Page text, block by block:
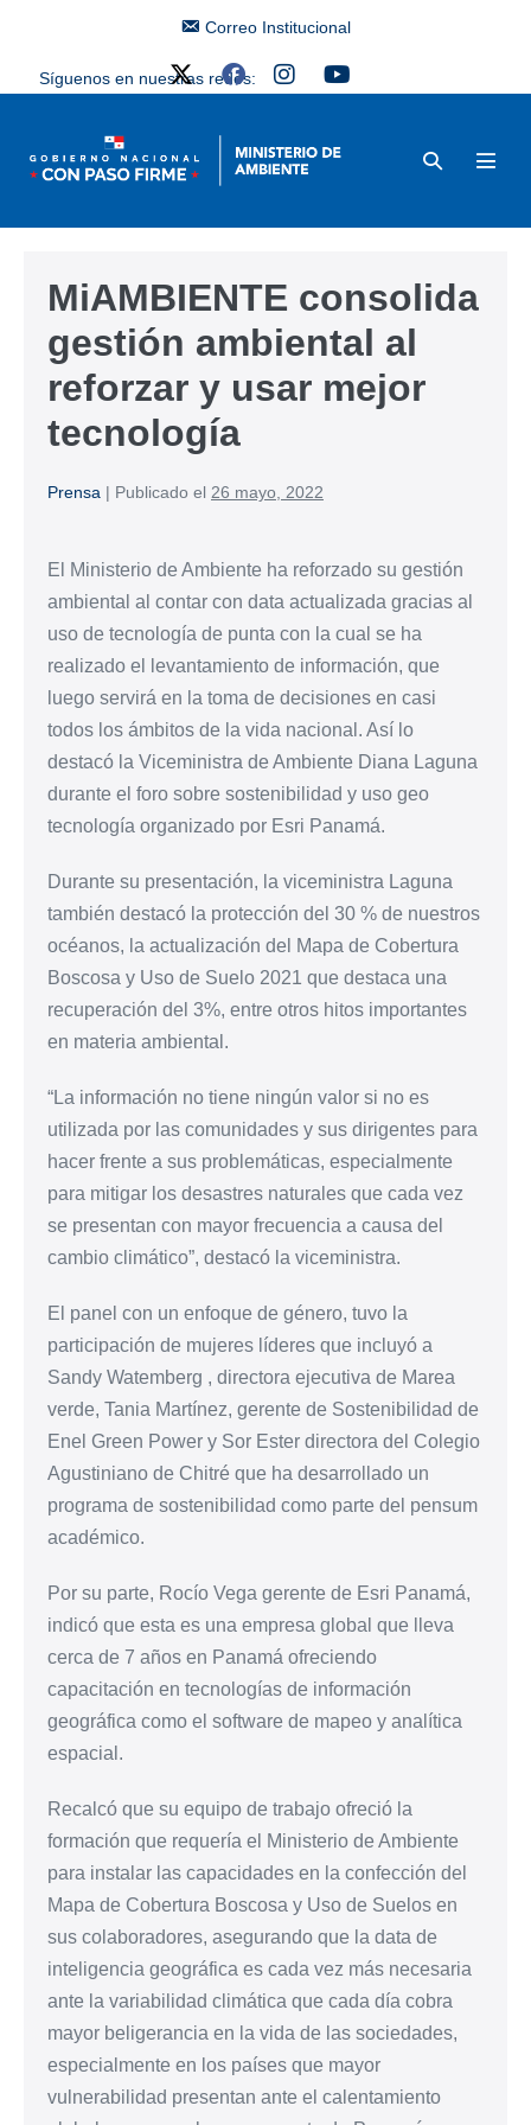
Correo Institucional
Síguenos en nuestras redes:
MiAMBIENTE consolida
gestión ambiental al
reforzar y usar mejor
tecnología
Prensa | Publicado el 26 mayo, 2022
El Ministerio de Ambiente ha reforzado su gestión
ambiental al contar con data actualizada gracias al
uso de tecnología de punta con la cual se ha
realizado el levantamiento de información, que
luego servirá en la toma de decisiones en casi
todos los ámbitos de la vida nacional. Así lo
destacó la Viceministra de Ambiente Diana Laguna
durante el foro sobre sostenibilidad y uso geo
tecnología organizado por Esri Panamá.
Durante su presentación, la viceministra Laguna
también destacó la protección del 30 % de nuestros
océanos, la actualización del Mapa de Cobertura
Boscosa y Uso de Suelo 2021 que destaca una
recuperación del 3%, entre otros hitos importantes
en materia ambiental.
“La información no tiene ningún valor si no es
utilizada por las comunidades y sus dirigentes para
hacer frente a sus problemáticas, especialmente
para mitigar los desastres naturales que cada vez
se presentan con mayor frecuencia a causa del
cambio climático”, destacó la viceministra.
El panel con un enfoque de género, tuvo la
participación de mujeres líderes que incluyó a
Sandy Watemberg , directora ejecutiva de Marea
verde, Tania Martínez, gerente de Sostenibilidad de
Enel Green Power y Sor Ester directora del Colegio
Agustiniano de Chitré que ha desarrollado un
programa de sostenibilidad como parte del pensum
académico.
Por su parte, Rocío Vega gerente de Esri Panamá,
indicó que esta es una empresa global que lleva
cerca de 7 años en Panamá ofreciendo
capacitación en tecnologías de información
geográfica como el software de mapeo y analítica
espacial.
Recalcó que su equipo de trabajo ofreció la
formación que requería el Ministerio de Ambiente
para instalar las capacidades en la confección del
Mapa de Cobertura Boscosa y Uso de Suelos en
sus colaboradores, asegurando que la data de
inteligencia geográfica es cada vez más necesaria
ante la variabilidad climática que cada día cobra
mayor beligerancia en la vida de las sociedades,
especialmente en los países que mayor
vulnerabilidad presentan ante el calentamiento